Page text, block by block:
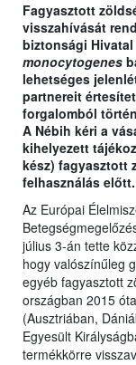
Fagyasztott
visszahívását
biztonsági Hivatal
monocytogenes
lehetséges
partnereit
forgalomból
A Nébih kéri a
kihelyezett
kész) fagyasztott
felhasználás előtt.
Az Európai
július 3-án tette
hogy valószínűleg
egyéb fagyasztott
országban 2015
(Ausztriában,
Egyesült
termékkörre